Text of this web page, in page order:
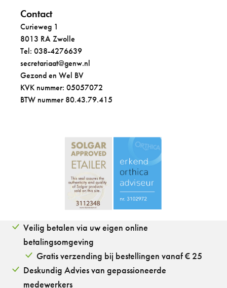
Contact
Curieweg 1
8013 RA Zwolle
Tel: 038-4276639
secretariaat@genw.nl
Gezond en Wel BV
KVK nummer: 05057072
BTW nummer 80.43.79.415
Veilig betalen via uw eigen online
betalingsomgeving
Gratis verzending bij bestellingen vanaf € 25
Deskundig Advies van gepassioneerde
medewerkers